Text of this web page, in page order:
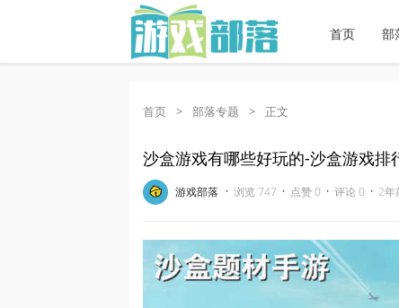
首页 部
首页 > 部落专题 > 正文
沙盒游戏有哪些好玩的-沙盒游戏
游戏部落 · 浏览 747 · 点赞 0 · 评论 0 · 2年